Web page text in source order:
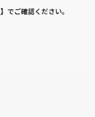
】でご確認ください。